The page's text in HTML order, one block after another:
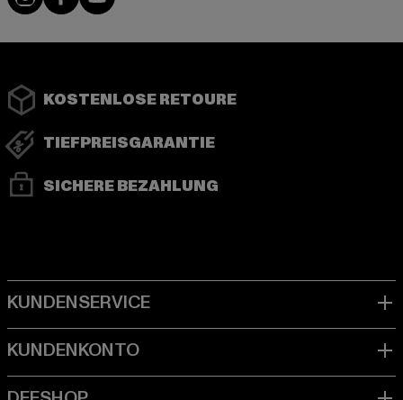
KOSTENLOSE RETOURE
TIEFPREISGARANTIE
SICHERE BEZAHLUNG